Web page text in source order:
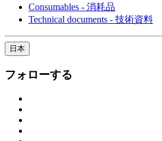
Consumables - 消耗品
Technical documents - 技術資料
日本
フォローする